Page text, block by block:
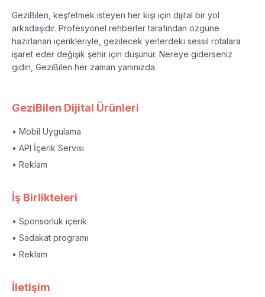
GeziBilen, keşfetmek isteyen her kişi için dijital bir yol
arkadaşıdır. Profesyonel rehberler tarafından özgüne
hazırlanan içerikleriyle, gezilecek yerlerdeki sessil rotalara
işaret eder değişik şehir için düşünür. Nereye giderseniz
gidin, GeziBilen her zaman yanınızda.
GeziBilen Dijital Ürünleri
• Mobil Uygulama
• API İçerik Servisi
• Reklam
İş Birlikteleri
• Sponsorluk içerik
• Sadakat programı
• Reklam
İletişim